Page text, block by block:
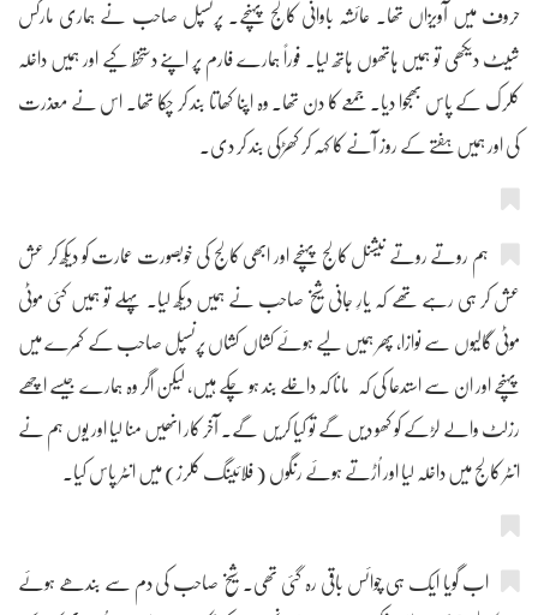
حروف میں آویزاں تھا۔ عائشہ باوانی کالج پہنچے۔ پرنسپل صاحب نے ہماری مارکس
شیٹ دیکھی تو ہمیں ہاتھوں ہاتھ لیا۔ فوراً ہمارے فارم پر اپنے دستخط کیے اور ہمیں داخلہ
کلرک کے پاس بھجوا دیا۔ جمعے کا دن تھا۔ وہ اپنا کھاتا بند کر چکا تھا۔ اس نے معذرت
کی اور ہمیں ہفتے کے روز آنے کا کہہ کر کھڑکی بند کر دی۔
ہم روتے روتے نیشنل کالج پہنچے اور ابھی کالج کی خوبصورت عمارت کو دیکھ کر عش
عش کر ہی رہے تھے کہ یارِ جانی شیخ صاحب نے ہمیں دیکھ لیا۔ پہلے تو ہمیں کئی موٹی
موٹی گالیوں سے نوازا، پھر ہمیں لیے ہوئے کشاں کشاں پرنسپل صاحب کے کمرے میں
پہنچے اور ان سے استدعا کی کہ مانا کہ داخلے بند ہو چکے ہیں، لیکن اگر وہ ہمارے جیسے اچھے
رزلٹ والے لڑکے کو کھو دیں گے تو کیا کریں گے۔ آخر کار انھیں منا لیا اور یوں ہم نے
انٹر کالج میں داخلہ لیا اور اُڑتے ہوئے رنگوں ( فلائینگ کلرز) میں انٹر پاس کیا۔
اب گویا ایک ہی چوائس باقی رہ گئی تھی۔ شیخ صاحب کی دم سے بندھے ہوئے